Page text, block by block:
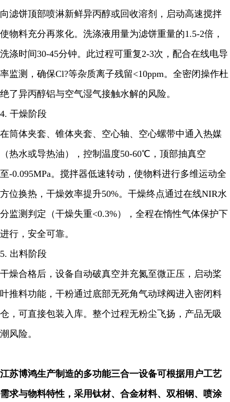
向滤饼顶部喷淋新鲜异丙醇或回收溶剂，启动高速搅拌
使物料充分再浆化。洗涤液用量为滤饼重量的1.5-2倍，
洗涤时间30-45分钟。此过程可重复2-3次，配合在线电导
率监测，确保Cl?等杂质离子残留<10ppm。全密闭操作杜
绝了异丙醇铝与空气湿气接触水解的风险。
4. 干燥阶段
在筒体夹套、锥体夹套、空心轴、空心螺带中通入热媒
（热水或导热油），控制温度50-60℃，顶部抽真空
至-0.095MPa。搅拌器低速转动，使物料进行多维运动全
方位换热，干燥效率提升50%。干燥终点通过在线NIR水
分监测判定（干燥失重<0.3%），全程在惰性气体保护下
进行，安全可靠。
5. 出料阶段
干燥合格后，设备自动破真空并充氮至微正压，启动桨
叶推料功能，干粉通过底部无死角气动球阀进入密闭料
仓，可直接包装入库。整个过程无粉尘飞扬，产品无吸
潮风险。
江苏博鸿生产制造的多功能三合一设备可根据用户工艺
需求与物料特性，采用钛材、合金材料、双相钢、喷涂